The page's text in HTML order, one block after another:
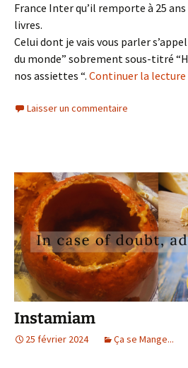
France Inter qu’il remporte à 25
livres.
Celui dont je vais vous parler
du monde” sobrement sous-titré
nos assiettes “. Continuer la lecture
Laisser un commentaire
Instamiam
25 février 2024 Ça se Mange...